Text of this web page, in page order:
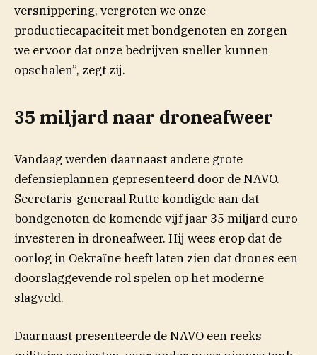
versnippering, vergroten we onze
productiecapaciteit met bondgenoten en zorgen
we ervoor dat onze bedrijven sneller kunnen
opschalen”, zegt zij.
35 miljard naar droneafweer
Vandaag werden daarnaast andere grote
defensieplannen gepresenteerd door de NAVO.
Secretaris-generaal Rutte kondigde aan dat
bondgenoten de komende vijf jaar 35 miljard euro
investeren in droneafweer. Hij wees erop dat de
oorlog in Oekraïne heeft laten zien dat drones een
doorslaggevende rol spelen op het moderne
slagveld.
Daarnaast presenteerde de NAVO een reeks